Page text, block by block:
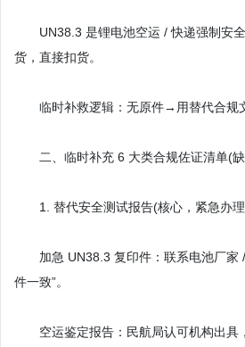
UN38.3 是锂电池空运 / 快递强制安全
货，直接扣货。
临时补救逻辑：无原件→用替代合规文
二、临时补充 6 大类合规佐证清单(缺
1. 替代安全测试报告(核心，紧急办
加急 UN38.3 复印件：联系电池厂家 /
件一致”。
空运鉴定报告：民航局认可机构出具